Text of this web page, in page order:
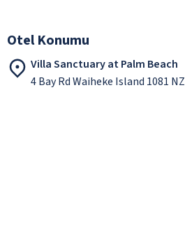
Otel Konumu
Villa Sanctuary at Palm Beach
4 Bay Rd Waiheke Island 1081 NZ